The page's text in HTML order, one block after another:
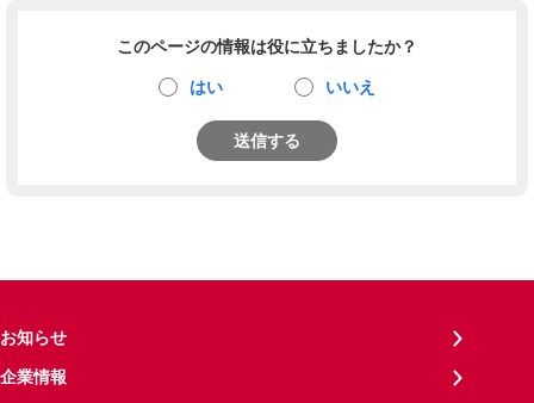
このページの情報は役に立ちましたか？
はい いいえ
送信する
お知らせ
企業情報